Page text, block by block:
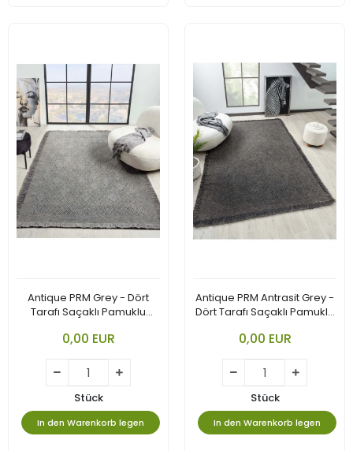
Antique PRM Grey - Dört
Tarafı Saçaklı Pamuklu
0,00 EUR
Stück
In den Warenkorb legen
Antique PRM Antrasit Grey -
Dört Tarafı Saçaklı Pamuklu
0,00 EUR
Stück
In den Warenkorb legen